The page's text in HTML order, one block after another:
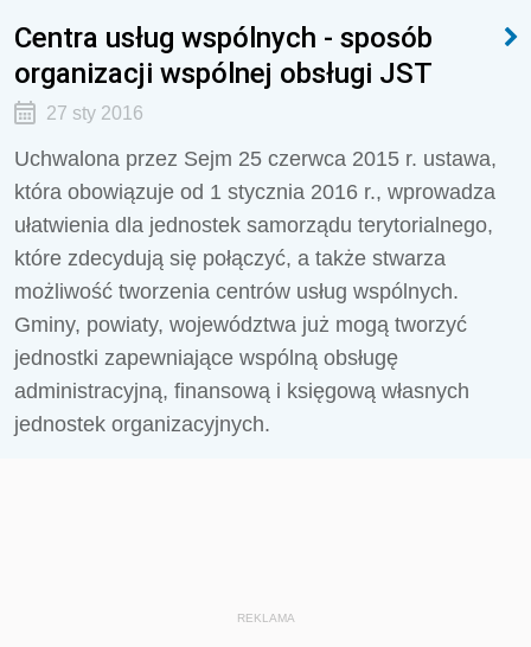
Centra usług wspólnych - sposób
organizacji wspólnej obsługi JST
27 sty 2016
Uchwalona przez Sejm 25 czerwca 2015 r. ustawa,
która obowiązuje od 1 stycznia 2016 r., wprowadza
ułatwienia dla jednostek samorządu terytorialnego,
które zdecydują się połączyć, a także stwarza
możliwość tworzenia centrów usług wspólnych.
Gminy, powiaty, województwa już mogą tworzyć
jednostki zapewniające wspólną obsługę
administracyjną, finansową i księgową własnych
jednostek organizacyjnych.
REKLAMA